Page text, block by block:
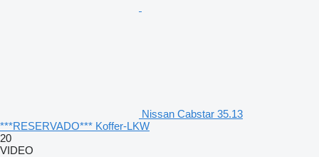
Nissan Cabstar 35.13
***RESERVADO*** Koffer-LKW
20
VIDEO